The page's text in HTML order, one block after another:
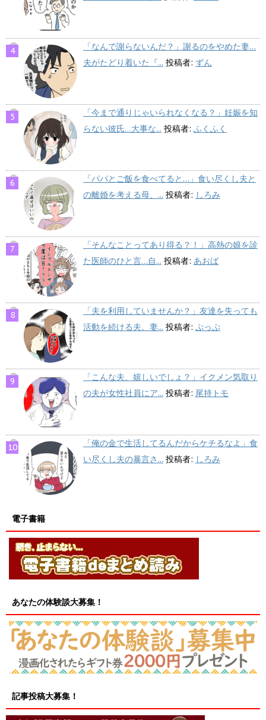
「なんで謝らないんだ？」謝るのをやめた妻…
夫がたどり着いた『... 投稿者: ずん
「今まで通りじゃいられなくなる？」妊娠を知
らない彼氏…大事な... 投稿者: ふくふく
「パパとご飯を食べてると…」食い尽くし夫と
の離婚を考える母、... 投稿者: しろみ
「そんなことってあり得る？！」高熱の娘を診
た医師のひと言…自... 投稿者: あおば
「夫を利用していませんか？」友達を失っても
活動を続ける夫。妻... 投稿者: ぷっぷ
「こんな夫、嬉しいでしょ？」イクメン気取り
の夫が女性社員にア... 投稿者: 尾持トモ
「俺の金で生活してるんだからケチるなよ」食
い尽くし夫の暴言さ... 投稿者: しろみ
電子書籍
あなたの体験談大募集！
記事投稿大募集！